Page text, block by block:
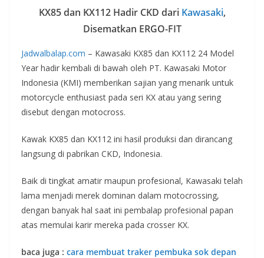
KX85 dan KX112 Hadir CKD dari Kawasaki,
Disematkan ERGO-FIT
Jadwalbalap.com – Kawasaki KX85 dan KX112 24 Model
Year hadir kembali di bawah oleh PT. Kawasaki Motor
Indonesia (KMI) memberikan sajian yang menarik untuk
motorcycle enthusiast pada seri KX atau yang sering
disebut dengan motocross.
Kawak KX85 dan KX112 ini hasil produksi dan dirancang
langsung di pabrikan CKD, Indonesia.
Baik di tingkat amatir maupun profesional, Kawasaki telah
lama menjadi merek dominan dalam motocrossing,
dengan banyak hal saat ini pembalap profesional papan
atas memulai karir mereka pada crosser KX.
baca juga : cara membuat traker pembuka sok depan